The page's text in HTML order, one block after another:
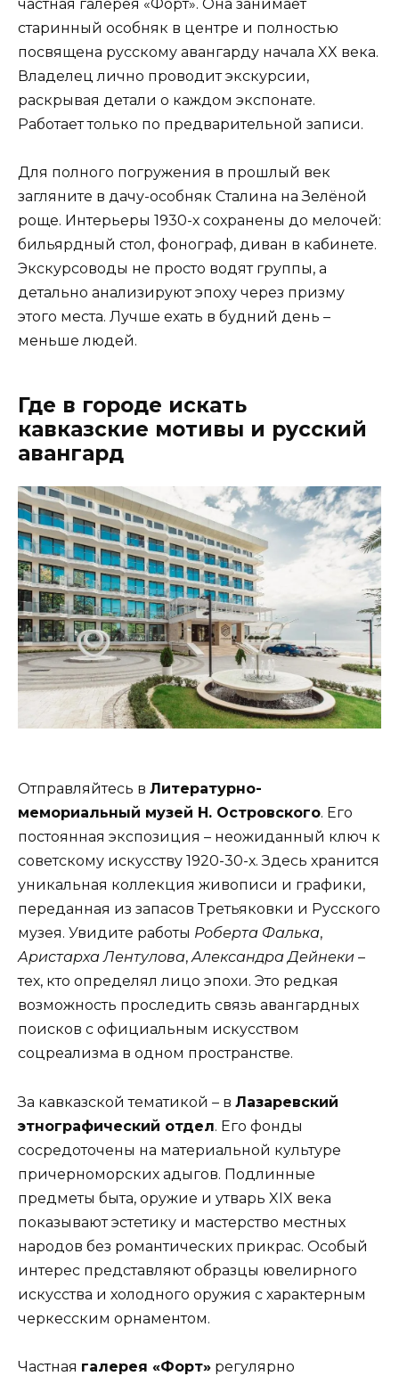
частная галерея «Форт». Она занимает
старинный особняк в центре и полностью
посвящена русскому авангарду начала XX века.
Владелец лично проводит экскурсии,
раскрывая детали о каждом экспонате.
Работает только по предварительной записи.
Для полного погружения в прошлый век
загляните в дачу-особняк Сталина на Зелёной
роще. Интерьеры 1930-х сохранены до мелочей:
бильярдный стол, фонограф, диван в кабинете.
Экскурсоводы не просто водят группы, а
детально анализируют эпоху через призму
этого места. Лучше ехать в будний день –
меньше людей.
Где в городе искать
кавказские мотивы и русский
авангард
Отправляйтесь в Литературно-
мемориальный музей Н. Островского. Его
постоянная экспозиция – неожиданный ключ к
советскому искусству 1920-30-х. Здесь хранится
уникальная коллекция живописи и графики,
переданная из запасов Третьяковки и Русского
музея. Увидите работы Роберта Фалька,
Аристарха Лентулова,Александра Дейнеки –
тех, кто определял лицо эпохи. Это редкая
возможность проследить связь авангардных
поисков с официальным искусством
соцреализма в одном пространстве.
За кавказской тематикой – в Лазаревский
этнографический отдел. Его фонды
сосредоточены на материальной культуре
причерноморских адыгов. Подлинные
предметы быта, оружие и утварь XIX века
показывают эстетику и мастерство местных
народов без романтических прикрас. Особый
интерес представляют образцы ювелирного
искусства и холодного оружия с характерным
черкесским орнаментом.
Частная галерея «Форт» регулярно